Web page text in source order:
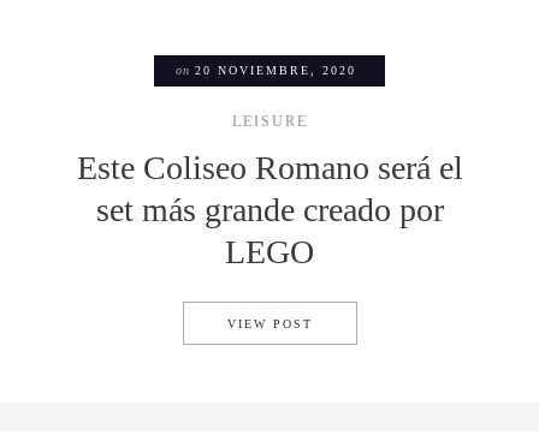
on 20 NOVIEMBRE, 2020
LEISURE
Este Coliseo Romano será el
set más grande creado por
LEGO
VIEW POST